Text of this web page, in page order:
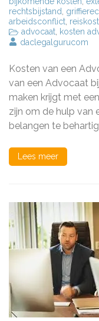
rechtsbijstand
arbeidsconflict
advocaat kosten
daclegalgurucom
Kosten van een
van een Advocaat
maken krijgt met
zijn om de hulp van
belangen te
Lees meer